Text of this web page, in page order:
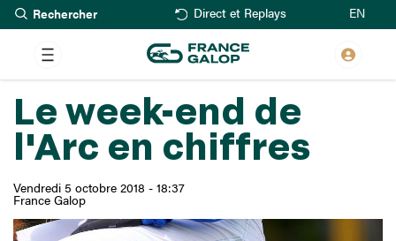
Aller
au
contenu
principal
Rechercher Direct et Replays EN
Le week-end de
l'Arc en chiffres
Vendredi 5 octobre 2018 - 18:37
France Galop